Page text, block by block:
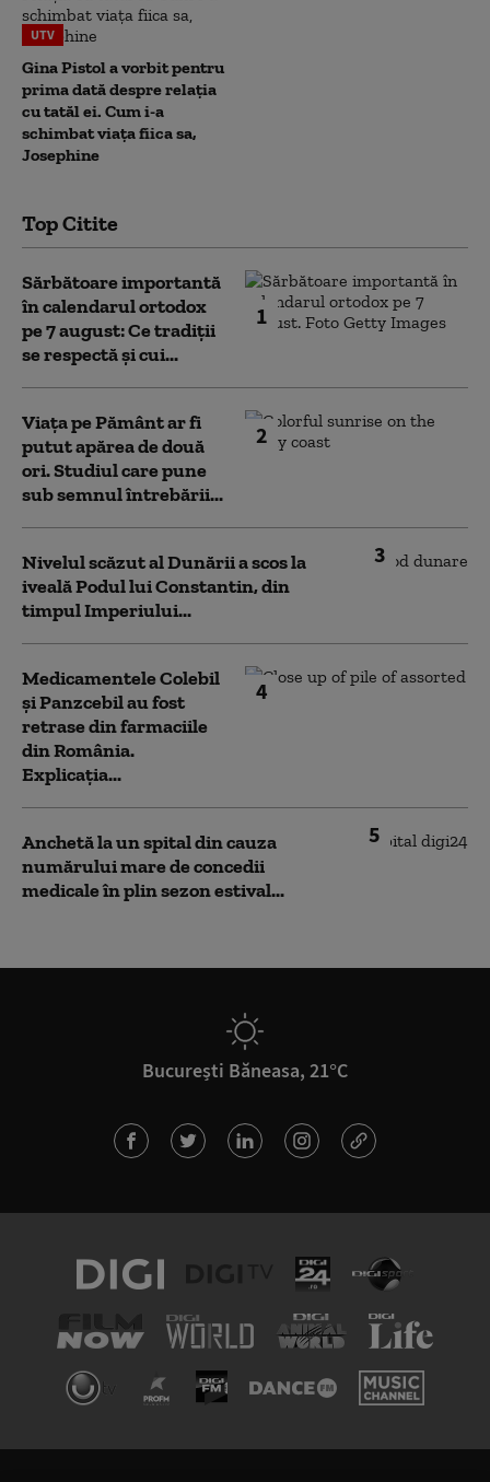
UTV
Gina Pistol a vorbit pentru
prima dată despre relația
cu tatăl ei. Cum i-a
schimbat viața fiica sa,
Josephine
Top Citite
1
Sărbătoare importantă
în calendarul ortodox
pe 7 august: Ce tradiții
se respectă și cui...
2
Viața pe Pământ ar fi
putut apărea de două
ori. Studiul care pune
sub semnul întrebării...
3
Nivelul scăzut al Dunării a scos la
iveală Podul lui Constantin, din
timpul Imperiului...
4
Medicamentele Colebil
și Panzcebil au fost
retrase din farmaciile
din România.
Explicația...
5
Anchetă la un spital din cauza
numărului mare de concedii
medicale în plin sezon estival...
București Băneasa, 21°C